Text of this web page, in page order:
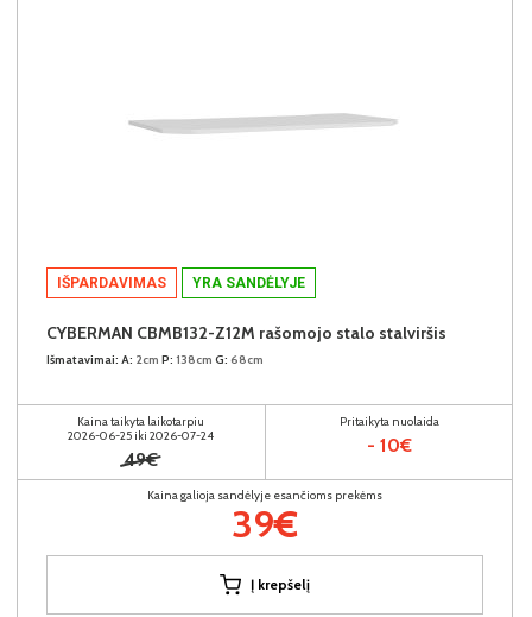
IŠPARDAVIMAS YRA SANDĖLYJE
CYBERMAN CBMB132-Z12M rašomojo stalo stalviršis
Išmatavimai: A: 2cm P: 138cm G: 68cm
Kaina taikyta laikotarpiu
2026-06-25 iki 2026-07-24
49€
Pritaikyta nuolaida
- 10€
Kaina galioja sandėlyje esančioms prekėms
39€
Į krepšelį